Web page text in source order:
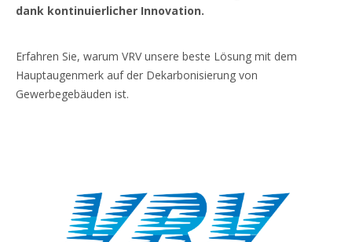
dank kontinuierlicher Innovation.
Erfahren Sie, warum VRV unsere beste Lösung mit dem
Hauptaugenmerk auf der Dekarbonisierung von
Gewerbegebäuden ist.